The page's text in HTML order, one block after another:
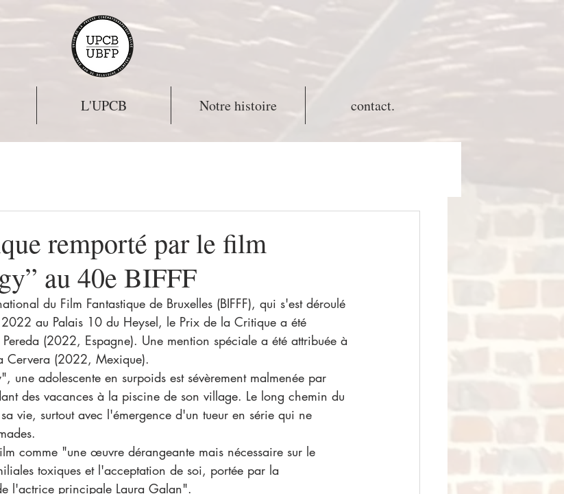
remporté par le film
au 40e BIFFF
au Palais 10 du Heysel, le Prix de la Critique a été
(2022, Espagne). Une mention spéciale a été attribuée à
Cervera (2022, Mexique).
des vacances à la piscine de son village. Le long chemin du
vie, surtout avec l'émergence d'un tueur en série qui ne
comme "une œuvre dérangeante mais nécessaire sur le
toxiques et l'acceptation de soi, portée par la
l'actrice principale Laura Galan".
L'UPCB Notre histoire contact.